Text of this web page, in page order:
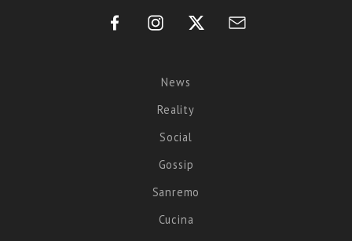
News
Reality
Social
Gossip
Sanremo
Cucina